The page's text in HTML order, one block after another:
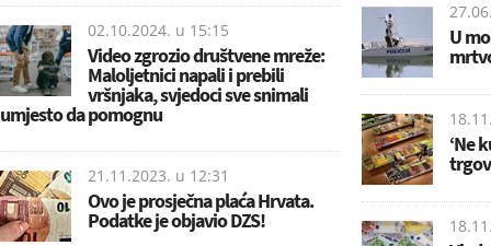
02.10.2024. u 15:15
Video zgrozio društvene mreže:
Maloljetnici napali i prebili
vršnjaka, svjedoci sve snimali
umjesto da pomognu
21.11.2023. u 12:31
Ovo je prosječna plaća Hrvata.
Podatke je objavio DZS!
U
‘Ne